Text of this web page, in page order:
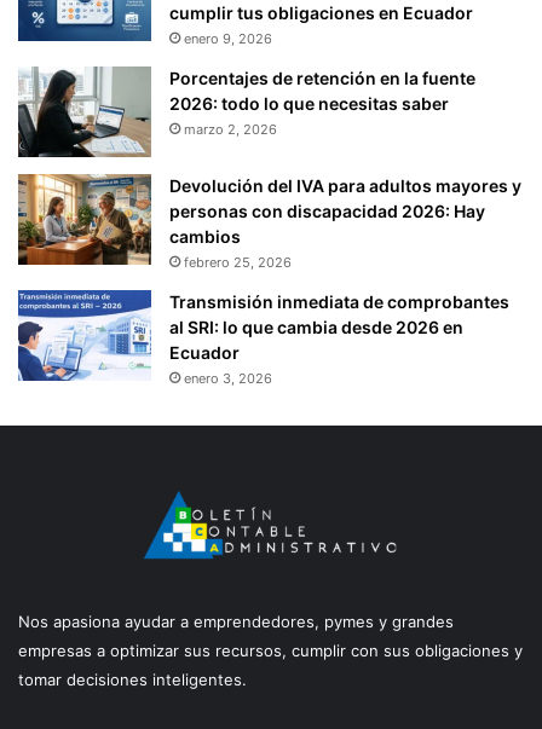
cumplir tus obligaciones en Ecuador
enero 9, 2026
Porcentajes de retención en la fuente
2026: todo lo que necesitas saber
marzo 2, 2026
Devolución del IVA para adultos mayores y
personas con discapacidad 2026: Hay
cambios
febrero 25, 2026
Transmisión inmediata de comprobantes
al SRI: lo que cambia desde 2026 en
Ecuador
enero 3, 2026
Nos apasiona ayudar a emprendedores, pymes y grandes
empresas a optimizar sus recursos, cumplir con sus obligaciones y
tomar decisiones inteligentes.